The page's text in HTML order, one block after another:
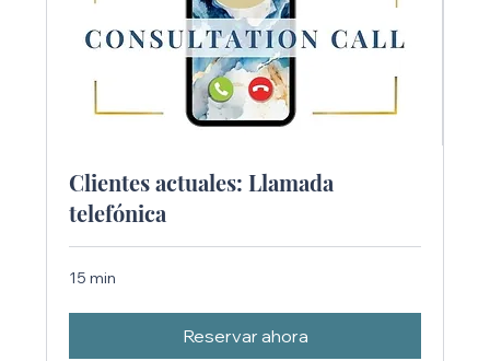
Clientes actuales: Llamada
telefónica
15 min
Reservar ahora